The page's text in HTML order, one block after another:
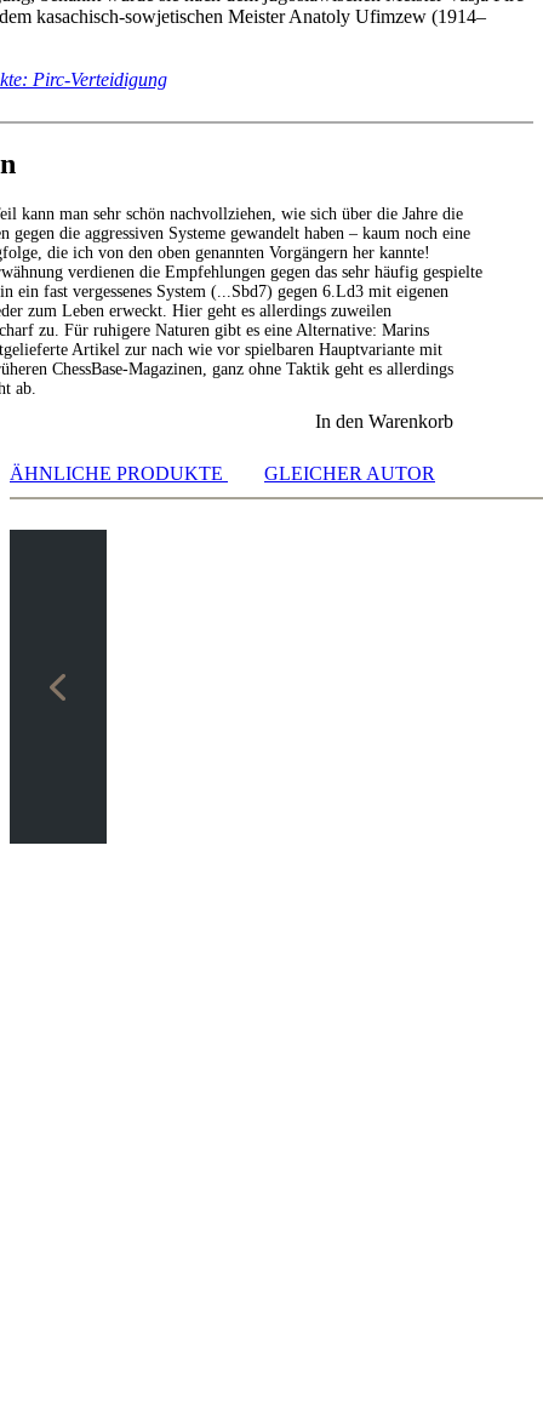
kasachisch-sowjetischen Meister Anatoly Ufimzew (1914–
Pirc-Verteidigung
kann man sehr schön nachvollziehen, wie sich über die Jahre die
gegen die aggressiven Systeme gewandelt haben – kaum noch eine
die ich von den oben genannten Vorgängern her kannte!
verdienen die Empfehlungen gegen das sehr häufig gespielte
ein fast vergessenes System (...Sbd7) gegen 6.Ld3 mit eigenen
zum Leben erweckt. Hier geht es allerdings zuweilen
zu. Für ruhigere Naturen gibt es eine Alternative: Marins
Artikel zur nach wie vor spielbaren Hauptvariante mit
ChessBase-Magazinen, ganz ohne Taktik geht es allerdings
ab.
In den Warenkorb
ÄHNLICHE PRODUKTE GLEICHER AUTOR